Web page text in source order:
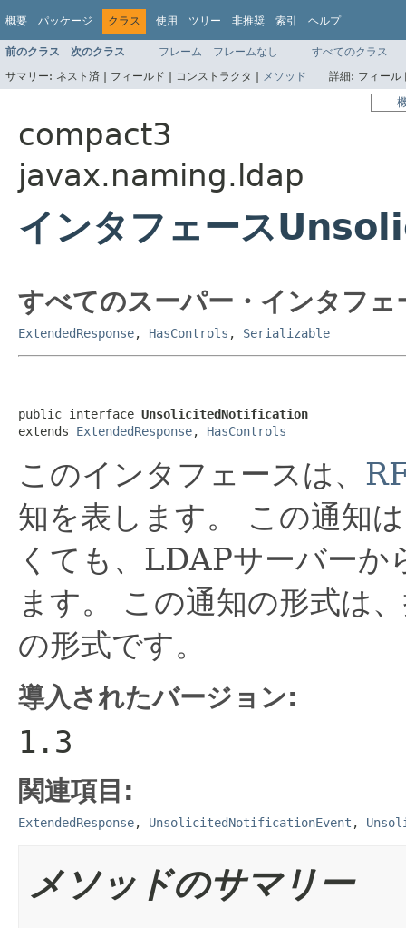
概要 パッケージ クラス 使用 ツリー 非推奨 索引 ヘルプ
前のクラス 次のクラス フレーム フレームなし
すべてのクラス
サマリー: ネスト済 | フィールド | コンストラクタ | メソッド 詳細: フィー
compact3
javax.naming.ldap
インタフェース
すべてのスーパー・インタフェ
ExtendedResponse, HasControls , Serializable
public interface UnsolicitedNotification
extends ExtendedResponse, HasControls
このインタフェースは、
知を表します。
この通知
くても、LDAPサーバー
ます。
この通知の形式は
の形式です。
導入されたバージョン:
1.3
関連項目:
ExtendedResponse, UnsolicitedNotificationEvent ,
メソッドのサマリー